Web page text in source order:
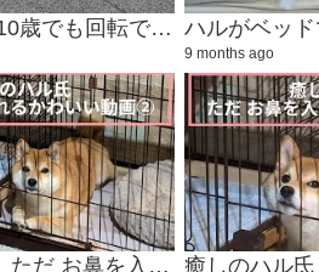
癒しのハル氏 10歳でも回転できるか!? ハルがベッド
9 months ago
癒しのハル氏 ただ お鼻を入れるかわいい動画②